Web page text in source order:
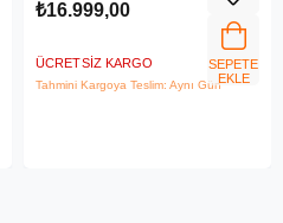
₺16.999,00
ÜCRETSIZ KARGO
Tahmini Kargoya Teslim: Aynı Gün
SEPETE
EKLE